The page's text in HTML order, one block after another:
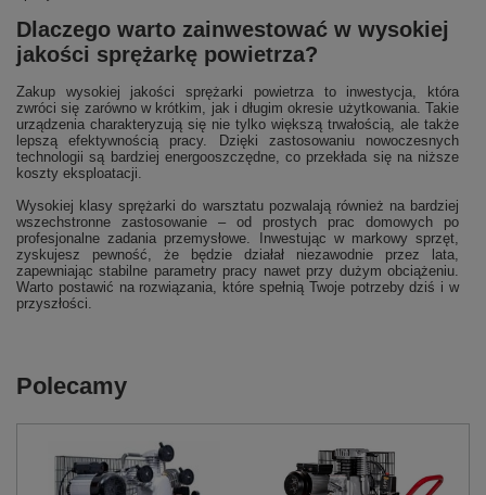
Dlaczego warto zainwestować w wysokiej
jakości sprężarkę powietrza?
Zakup wysokiej jakości sprężarki powietrza to inwestycja, która
zwróci się zarówno w krótkim, jak i długim okresie użytkowania. Takie
urządzenia charakteryzują się nie tylko większą trwałością, ale także
lepszą efektywnością pracy. Dzięki zastosowaniu nowoczesnych
technologii są bardziej energooszczędne, co przekłada się na niższe
koszty eksploatacji.
Wysokiej klasy sprężarki do warsztatu pozwalają również na bardziej
wszechstronne zastosowanie – od prostych prac domowych po
profesjonalne zadania przemysłowe. Inwestując w markowy sprzęt,
zyskujesz pewność, że będzie działał niezawodnie przez lata,
zapewniając stabilne parametry pracy nawet przy dużym obciążeniu.
Warto postawić na rozwiązania, które spełnią Twoje potrzeby dziś i w
przyszłości.
Polecamy